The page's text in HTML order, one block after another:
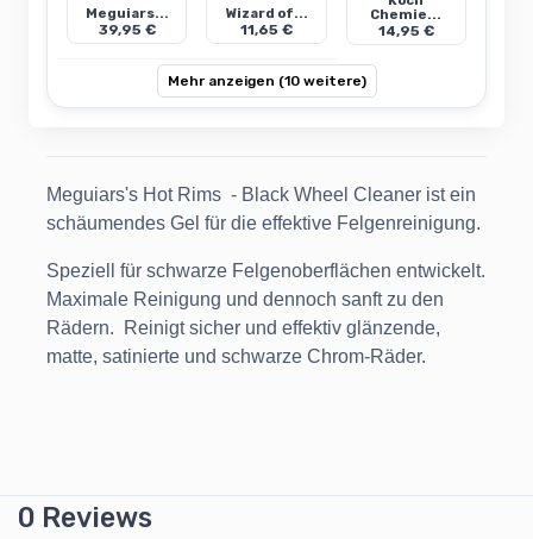
Meguiars...
39,95 €
Wizard of...
11,65 €
Chemie...
14,95 €
Mehr anzeigen (10 weitere)
Meguiars's Hot Rims - Black Wheel Cleaner ist ein
schäumendes Gel für die effektive Felgenreinigung.
Speziell für schwarze Felgenoberflächen entwickelt.
Maximale Reinigung und dennoch sanft zu den
Rädern. Reinigt sicher und effektiv glänzende,
matte, satinierte und schwarze Chrom-Räder.
0 Reviews